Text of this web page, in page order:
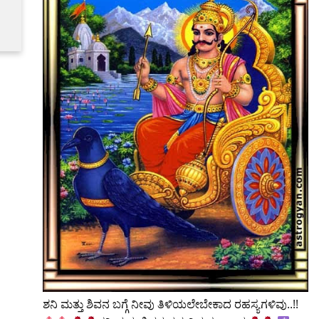
ಶನಿ ಮತ್ತು ಶಿವನ ಬಗ್ಗೆ ನೀವು ತಿಳಿಯಲೇಬೇಕಾದ ರಹಸ್ಯಗಳಿವು..!!